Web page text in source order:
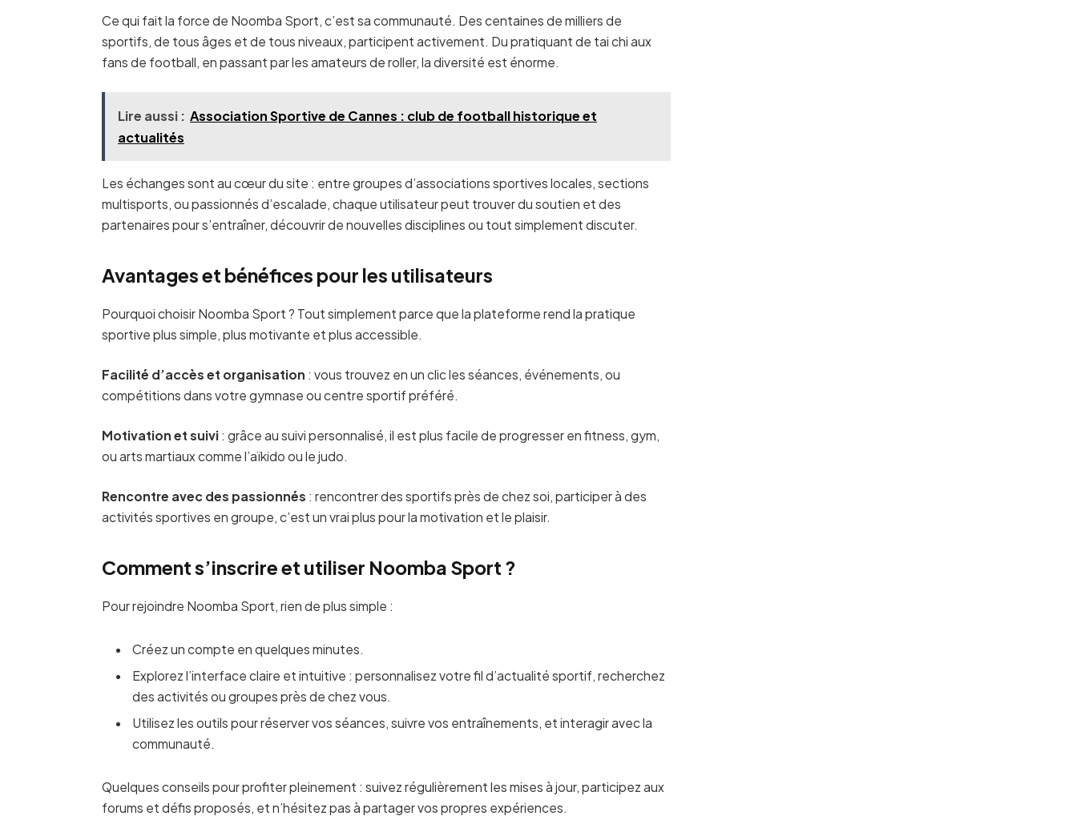
Ce qui fait la force de Noomba Sport, c’est sa communauté. Des centaines de milliers de
sportifs, de tous âges et de tous niveaux, participent activement. Du pratiquant de tai chi aux
fans de football, en passant par les amateurs de roller, la diversité est énorme.
Lire aussi : Association Sportive de Cannes : club de football historique et
actualités
Les échanges sont au cœur du site : entre groupes d’associations sportives locales, sections
multisports, ou passionnés d’escalade, chaque utilisateur peut trouver du soutien et des
partenaires pour s’entraîner, découvrir de nouvelles disciplines ou tout simplement discuter.
Avantages et bénéfices pour les utilisateurs
Pourquoi choisir Noomba Sport ? Tout simplement parce que la plateforme rend la pratique
sportive plus simple, plus motivante et plus accessible.
Facilité d’accès et organisation : vous trouvez en un clic les séances, événements, ou
compétitions dans votre gymnase ou centre sportif préféré.
Motivation et suivi : grâce au suivi personnalisé, il est plus facile de progresser en fitness, gym,
ou arts martiaux comme l’aïkido ou le judo.
Rencontre avec des passionnés : rencontrer des sportifs près de chez soi, participer à des
activités sportives en groupe, c’est un vrai plus pour la motivation et le plaisir.
Comment s’inscrire et utiliser Noomba Sport ?
Pour rejoindre Noomba Sport, rien de plus simple :
Créez un compte en quelques minutes.
Explorez l’interface claire et intuitive : personnalisez votre fil d’actualité sportif, recherchez
des activités ou groupes près de chez vous.
Utilisez les outils pour réserver vos séances, suivre vos entraînements, et interagir avec la
communauté.
Quelques conseils pour profiter pleinement : suivez régulièrement les mises à jour, participez aux
forums et défis proposés, et n’hésitez pas à partager vos propres expériences.